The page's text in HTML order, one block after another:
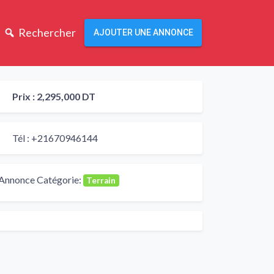
Rechercher AJOUTER UNE ANNONCE
Prix : 2,295,000 DT
Tél : +21670946144
Catégorie: Terrain